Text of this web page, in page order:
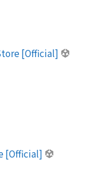
[Official]
[Official]